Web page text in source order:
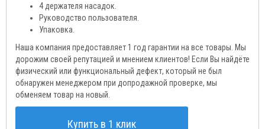
4 держателя насадок.
Руководство пользователя.
Упаковка.
Наша компания предоставляет 1 год гарантии на все товары. Мы
дорожим своей репутацией и мнением клиентов! Если Вы найдёте
физический или функциональный дефект, который не был
обнаружен менеджером при допродажной проверке, мы
обменяем товар на новый.
Купить в 1 клик